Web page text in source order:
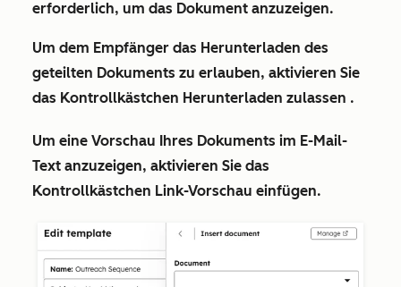
erforderlich, um das Dokument anzuzeigen.
Um dem Empfänger das Herunterladen des
geteilten Dokuments zu erlauben, aktivieren Sie
das Kontrollkästchen Herunterladen zulassen .
Um eine Vorschau Ihres Dokuments im E-Mail-
Text anzuzeigen, aktivieren Sie das
Kontrollkästchen Link-Vorschau einfügen.